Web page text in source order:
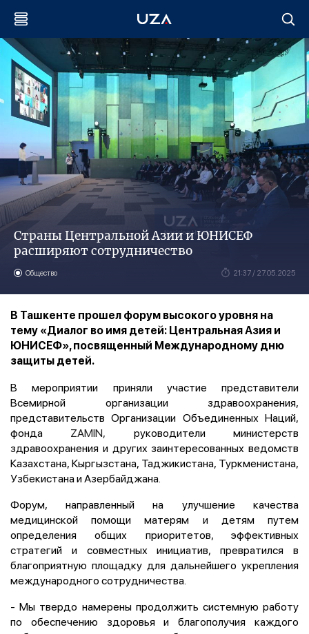
Страны Центральной Азии и ЮНИСЕФ
расширяют сотрудничество
Общество 21:37 / 27.05.2025
В Ташкенте прошел форум высокого уровня на
тему «Диалог во имя детей: Центральная Азия и
ЮНИСЕФ», посвященный Международному дню
защиты детей.
В мероприятии приняли участие представители
Всемирной организации здравоохранения,
представительств Организации Объединенных Наций,
фонда ZAMIN, руководители министерств
здравоохранения и других заинтересованных ведомств
Казахстана, Кыргызстана, Таджикистана, Туркменистана,
Узбекистана и Азербайджана.
Форум, направленный на улучшение качества
медицинской помощи матерям и детям путем
определения общих приоритетов, эффективных
стратегий и совместных инициатив, превратился в
благоприятную площадку для дальнейшего укрепления
международного сотрудничества.
- Мы твердо намерены продолжить системную работу
по обеспечению здоровья и благополучия каждого